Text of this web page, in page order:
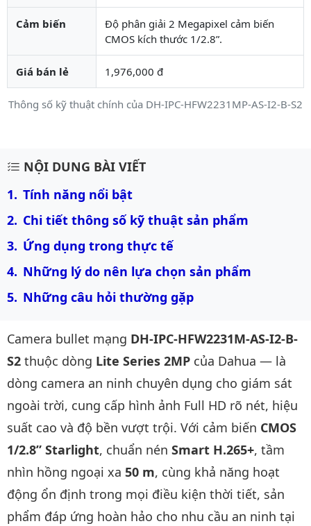
Thông số kỹ thuật chính của DH-IPC-HFW2231MP-AS-I2-B-S2
Cảm biến
Độ phân giải 2 Megapixel cảm biến
CMOS kích thước 1/2.8”.
Giá bán lẻ 1,976,000 đ
Mô tả chi tiết sản phẩm
NỘI DUNG BÀI VIẾT
Tính năng nổi bật
Chi tiết thông số kỹ thuật sản phẩm
Ứng dụng trong thực tế
Những lý do nên lựa chọn sản phẩm
Những câu hỏi thường gặp
Camera bullet mạng DH-IPC-HFW2231M-AS-I2-B-
S2 thuộc dòng Lite Series 2MP của Dahua — là
dòng camera an ninh chuyên dụng cho giám sát
ngoài trời, cung cấp hình ảnh Full HD rõ nét, hiệu
suất cao và độ bền vượt trội. Với cảm biến CMOS
1/2.8” Starlight, chuẩn nén Smart H.265+, tầm
nhìn hồng ngoại xa 50 m, cùng khả năng hoạt
động ổn định trong mọi điều kiện thời tiết, sản
phẩm đáp ứng hoàn hảo cho nhu cầu an ninh tại